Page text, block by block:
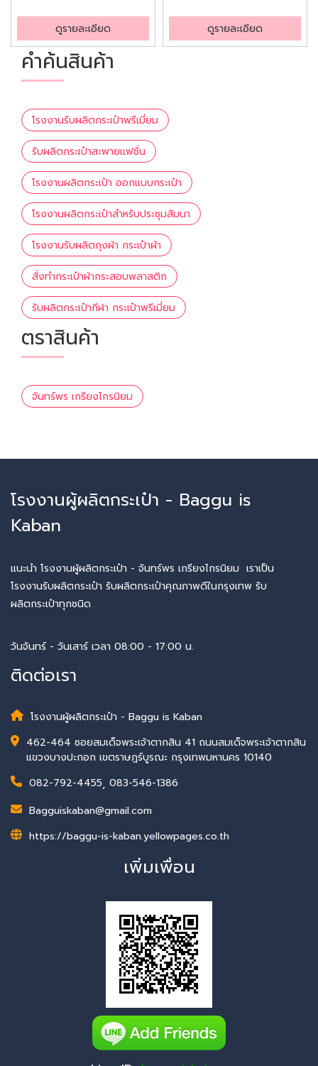
ดูรายละเอียด ดูรายละเอียด
คำค้นสินค้า
โรงงานรับผลิตกระเป๋าพรีเมี่ยม
รับผลิตกระเป๋าสะพายแฟชั่น
โรงงานผลิตกระเป๋า ออกแบบกระเป๋า
โรงงานผลิตกระเป๋าสำหรับประชุมสัมนา
โรงงานรับผลิตถุงผ้า กระเป๋าผ้า
สั่งทำกระเป๋าผ้ากระสอบพลาสติก
รับผลิตกระเป๋ากีฬา กระเป๋าพรีเมี่ยม
ตราสินค้า
จันทร์พร เกรียงไกรนิยม
โรงงานผู้ผลิตกระเป๋า - Baggu is
Kaban
แนะนำ โรงงานผู้ผลิตกระเป๋า - จันทร์พร เกรียงไกรนิยม เราเป็น
โรงงานรับผลิตกระเป๋า รับผลิตกระเป๋าคุณภาพดีในกรุงเทพ รับ
ผลิตกระเป๋าทุกชนิด
วันจันทร์ - วันเสาร์ เวลา 08:00 - 17:00 น.
ติดต่อเรา
โรงงานผู้ผลิตกระเป๋า - Baggu is Kaban
462-464 ซอยสมเด็จพระเจ้าตากสิน 41 ถนนสมเด็จพระเจ้าตากสิน
แขวงบางปะกอก เขตราษฎร์บูรณะ กรุงเทพมหานคร 10140
082-792-4455, 083-546-1386
Bagguiskaban@gmail.com
https://baggu-is-kaban.yellowpages.co.th
เพิ่มเพื่อน